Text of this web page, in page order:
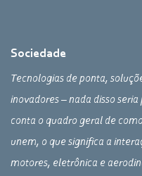
Sociedade
Tecnologias de ponta,
inovadores – nada disso
conta o quadro geral de
unem, o que significa a
motores, eletrônica e